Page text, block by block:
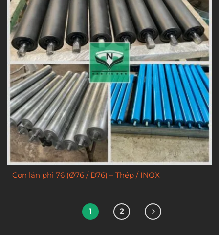
Con lăn phi 76 (Ø76 / D76) – Thép / INOX
1 2